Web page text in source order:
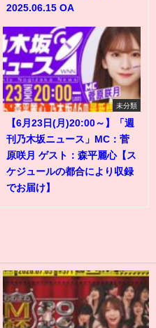
2025.06.15 OA
未分類
【6月23日(月)20:00～】「週
刊乃木坂ニュース」MC：菅
原咲月 ゲスト：森平麗心【ス
ケジュールの都合により収録
でお届け】